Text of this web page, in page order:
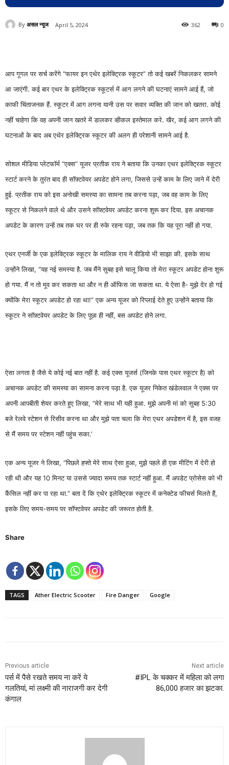
By असल न्यूज April 5, 2024 0
362
आप गूगल पर सर्च करेंगे “फायर इन एथेर इलेक्ट्रिक स्कूटर” तो कई खबरें निकलकर सामने
आ जाएंगी. कई बार एथर के इलेक्ट्रिक स्कूटर्स में आग लगने की घटनाएं सामने आई हैं, जो
काफी चिंताजनक हैं. स्कूटर में आग लगना यानी उस पर सवार व्यक्ति की जान को खतरा. कोई
नहीं चाहेगा कि वह अपनी जान खतरे में डालकर व्हीकल इस्तेमाल करे. खैर, कई आग लगने की
घटनाओं के बाद अब एथेर इलेक्ट्रिक स्कूटर की अलग ही परेशानी सामने आई है.
सोशल मीडिया प्लेटफॉर्म “एक्स” यूजर प्रतीक राय ने बताया कि उनका एथर इलेक्ट्रिक स्कूटर
स्टार्ट करने के तुरंत बाद ही सॉफ़्टवेयर अपडेट होने लगा, जिससे उन्हें काम के लिए जाने में देरी
हुई. प्रतीक राय को इस अनोखी समस्या का सामना तब करना पड़ा, जब वह काम के लिए
स्कूटर से निकलने वाले थे और उसने सॉफ़्टवेयर अपडेट करना शुरू कर दिया. इस अचानक
अपडेट के कारण उन्हें तब तक घर पर ही रुके रहना पड़ा, जब तक कि यह पूरा नहीं हो गया.
एथर एनर्जी के एक इलेक्ट्रिक स्कूटर के मालिक राय ने वीडियो भी साझा की. इसके साथ
उन्होंने लिखा, “यह नई समस्या है. जब मैंने सुबह इसे चालू किया तो मेरा स्कूटर अपडेट होना शुरू
हो गया. मैं न तो मूव कर सकता था और न ही ऑफिस जा सकता था. ये ऐसा है- मुझे देर हो गई
क्योंकि मेरा स्कूटर अपडेट हो रहा था!” एक अन्य यूजर को रिप्लाई देते हुए उन्होंने बताया कि
स्कूटर ने सॉफ़्टवेयर अपडेट के लिए पूछा ही नहीं, बस अपडेट होने लगा.
ऐसा लगता है जैसे ये कोई नई बात नहीं है. कई एक्स यूजर्स (जिनके पास एथर स्कूटर है) को
अचानक अपडेट की समस्या का सामना करना पड़ा है. एक यूजर निकेत खंडेलवाल ने एक्स पर
अपनी आपबीती शेयर करते हुए लिखा, ”मेरे साथ भी यही हुआ. मुझे अपनी मां को सुबह 5:30
बजे रेलवे स्टेशन से रिसीव करना था और मुझे पता चला कि मेरा एथर अपडेशन में है, इस वजह
से मैं समय पर स्टेशन नहीं पहुंच सका.’
एक अन्य यूजर ने लिखा, “पिछले हफ्ते मेरे साथ ऐसा हुआ, मुझे पहले ही एक मीटिंग में देरी हो
रही थी और यह 10 मिनट या उससे ज्यादा समय तक स्टार्ट नहीं हुआ. मैं अपडेट प्रोसेस को भी
कैंसिल नहीं कर पा रहा था.” बता दें कि एथेर इलेक्ट्रिक स्कूटर में कनेक्टेड फीचर्स मिलते हैं,
इसके लिए समय-समय पर सॉफ्टवेयर अपडेट की जरूरत होती है.
Share
TAGS Ather Electric Scooter Fire Danger Google
Previous article
पर्स में पैसे रखते समय ना करें ये
गलतियां, मां लक्ष्‍मी की नाराजगी कर देगी
कंगाल
Next article
#IPL के चक्कर में महिला को लगा
86,000 हजार का झटका.